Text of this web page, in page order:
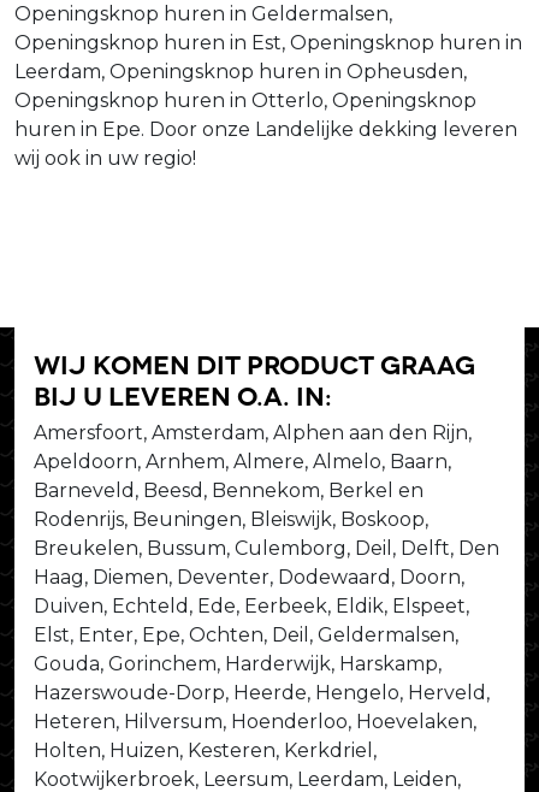
Openingsknop huren in Geldermalsen,
Openingsknop huren in Est, Openingsknop huren in
Leerdam, Openingsknop huren in Opheusden,
Openingsknop huren in Otterlo, Openingsknop
huren in Epe. Door onze Landelijke dekking leveren
wij ook in uw regio!
Wij komen dit product graag
bij u leveren o.a. in:
Amersfoort, Amsterdam, Alphen aan den Rijn,
Apeldoorn, Arnhem, Almere, Almelo, Baarn,
Barneveld, Beesd, Bennekom, Berkel en
Rodenrijs, Beuningen, Bleiswijk, Boskoop,
Breukelen, Bussum, Culemborg, Deil, Delft, Den
Haag, Diemen, Deventer, Dodewaard, Doorn,
Duiven, Echteld, Ede, Eerbeek, Eldik, Elspeet,
Elst, Enter, Epe, Ochten, Deil, Geldermalsen,
Gouda, Gorinchem, Harderwijk, Harskamp,
Hazerswoude-Dorp, Heerde, Hengelo, Herveld,
Heteren, Hilversum, Hoenderloo, Hoevelaken,
Holten, Huizen, Kesteren, Kerkdriel,
Kootwijkerbroek, Leersum, Leerdam, Leiden,